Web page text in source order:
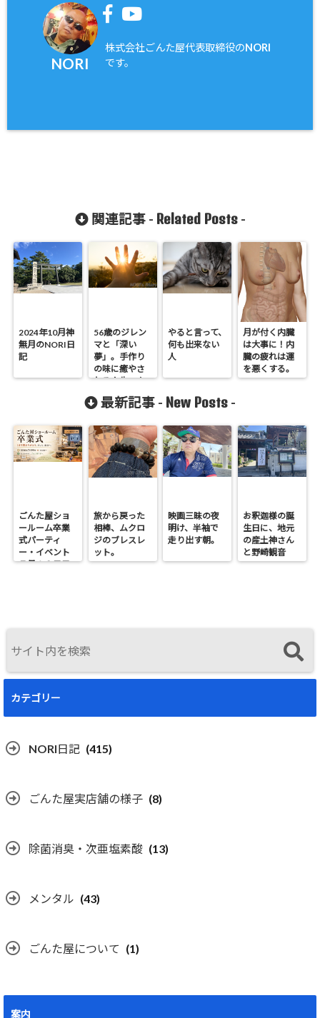
NORI
株式会社ごんた屋代表取締役のNORI
です。
関連記事 - Related Posts-
2024年10月神
無月のNORI日
記
56歳のジレン
マと「深い
夢」。手作り
の味に癒やさ
れる人生のタ
ーニングポイ
ント
やると言って、
何も出来ない
人
月が付く内臓
は大事に！内
臓の疲れは運
を悪くする。
最新記事 - New Posts -
ごんた屋ショ
ールーム卒業
式パーティ
ー・イベント
７月１９日日
旅から戻った
相棒、ムクロ
ジのブレスレ
ット。
映画三昧の夜
明け、半袖で
走り出す朝。
お釈迦様の誕
生日に、地元
の産土神さん
と野崎観音
へ。
カテゴリー
NORI日記 (415)
ごんた屋実店舗の様子 (8)
除菌消臭・次亜塩素酸 (13)
メンタル (43)
ごんた屋について (1)
案内